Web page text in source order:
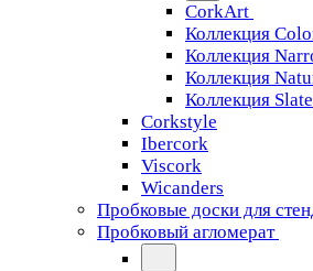
CorkArt
Коллекция
Коллекция
Коллекция
Коллекция Slate
Corkstyle
Ibercork
Viscork
Wicanders
Пробковые доски для
Пробковый агломерат